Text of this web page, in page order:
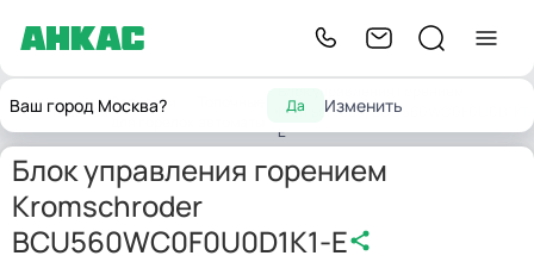
Ваш город Москва? Да Изменить
ГлавнаяЗапчасти
Kromschroder BCU560WC0F0U0D1K1-
E
Блок управления горением
Kromschroder
BCU560WC0F0U0D1K1-E